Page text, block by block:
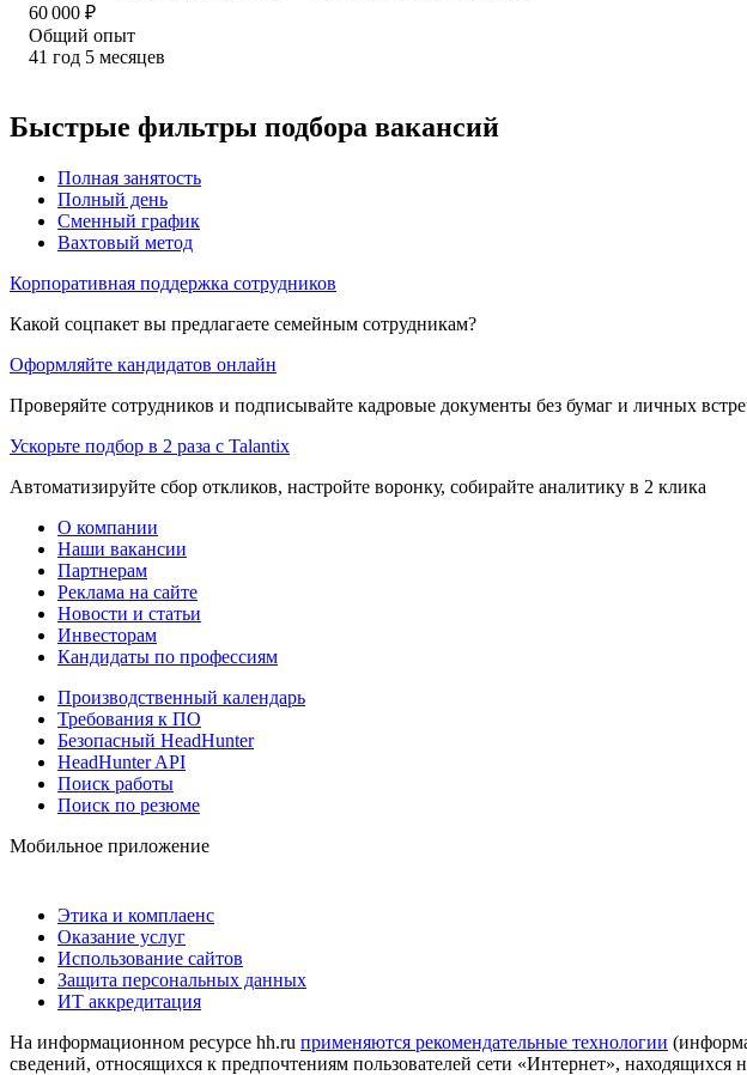
60 000 ₽
Общий опыт
41 год 5 месяцев
Быстрые фильтры подбора вакансий
Полная занятость
Полный день
Сменный график
Вахтовый метод
Корпоративная поддержка сотрудников
Какой соцпакет вы предлагаете семейным сотрудникам?
Оформляйте кандидатов онлайн
Проверяйте сотрудников и подписывайте кадровые документы без бумаг и личных
Ускорьте подбор в 2 раза с Talantix
Автоматизируйте сбор откликов, настройте воронку, собирайте аналитику в 2 клика
О компании
Наши вакансии
Партнерам
Реклама на сайте
Новости и статьи
Инвесторам
Кандидаты по профессиям
Производственный календарь
Требования к ПО
Безопасный HeadHunter
HeadHunter API
Поиск работы
Поиск по резюме
Мобильное приложение
Этика и комплаенс
Оказание услуг
Использование сайтов
Защита персональных данных
ИТ аккредитация
На информационном ресурсе hh.ru применяются рекомендательные технологии
сведений, относящихся к предпочтениям пользователей сети «Интернет»,